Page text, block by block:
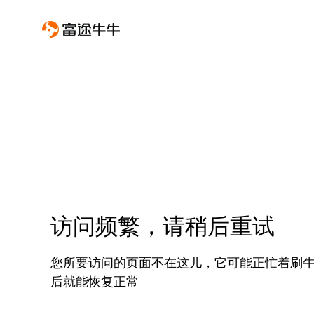
访问频繁，请稍后重试
您所要访问的页面不在这儿，它可能正忙着刷
后就能恢复正常